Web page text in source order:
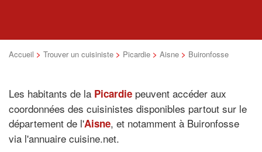
Accueil > Trouver un cuisiniste > Picardie > Aisne > Buironfosse
Les habitants de la Picardie peuvent accéder aux
coordonnées des cuisinistes disponibles partout sur le
département de l'Aisne, et notamment à Buironfosse
via l'annuaire cuisine.net.